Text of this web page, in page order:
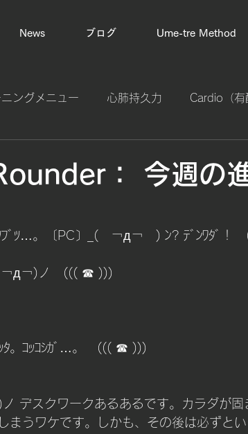
News ブログ Ume-tre Method
ニングメニュー 心肺持久力 Cardio（有
リック（瞬発力強化）
： 今週の
ﾞﾂ…。〔PC〕_(　￢д￢　) ﾝ? ﾃﾞﾝﾜﾀﾞ！
￢д￢)ノ　((( ☎ )))
。ｺｯｺｼｶﾞ…。　((( ☎ )))
デスクワークあるあるです。カラダが固
まうワケです。しかも、その後は必ずと